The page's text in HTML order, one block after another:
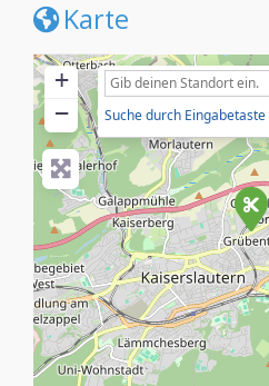
Karte
+
−
Suche durch